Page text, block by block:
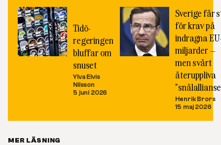
Tidö-
regeringen
bluffar om
snuset
Ylva Elvis
Nilsson
5 juni 2026
Sverige får
för krav på
indragna
miljarder –
men svårt
återuppliva
Henrik Brors
15 maj 2026
MER LÄSNING